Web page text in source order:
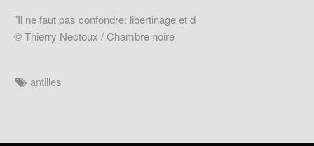
"Il ne faut pas confondre: libertinage et d
© Thierry Nectoux / Chambre noire
antilles